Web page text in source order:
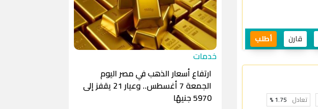
قارن أطلب
تعادل 1.75 %
خدمات
ارتفاع أسعار الذهب في مصر اليوم
الجمعة 7 أغسطس.. وعيار 21 يقفز إلى
5970 جنيهًا